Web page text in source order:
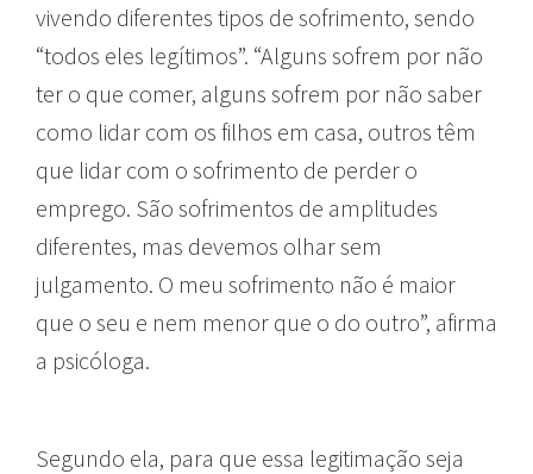
vivendo diferentes tipos de sofrimento, sendo
“todos eles legítimos”. “Alguns sofrem por não
ter o que comer, alguns sofrem por não saber
como lidar com os filhos em casa, outros têm
que lidar com o sofrimento de perder o
emprego. São sofrimentos de amplitudes
diferentes, mas devemos olhar sem
julgamento. O meu sofrimento não é maior
que o seu e nem menor que o do outro”, afirma
a psicóloga.
Segundo ela, para que essa legitimação seja